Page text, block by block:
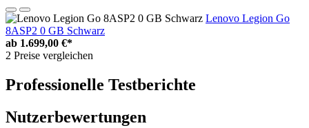
Lenovo Legion Go
8ASP2 0 GB Schwarz
ab 1.699,00 €*
2 Preise vergleichen
Professionelle Testberichte
Nutzerbewertungen